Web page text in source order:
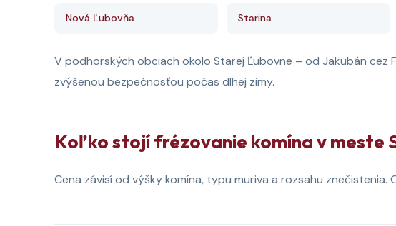
Nová Ľubovňa Starina
V podhorských obciach okolo Starej Ľubovne – od Jakubán cez
zvýšenou bezpečnosťou počas dlhej zimy.
Koľko stojí frézovanie komína v meste
Cena závisí od výšky komína, typu muriva a rozsahu